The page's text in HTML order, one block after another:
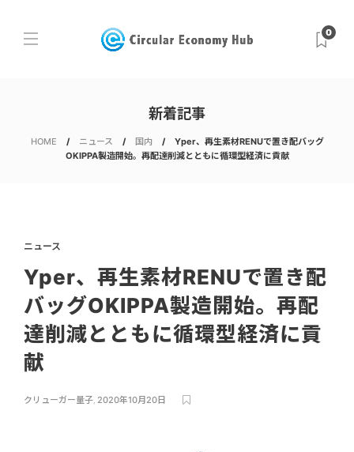
0
新着記事
HOME ニュース 国内
Yper、再生素材RENUで置き配バッグ
OKIPPA製造開始。再配達削減とともに循環型経済に貢献
ニュース
Yper、再生素材RENUで置き配
バッグOKIPPA製造開始。再配
達削減とともに循環型経済に貢
献
クリューガー量子, 2020年10月20日